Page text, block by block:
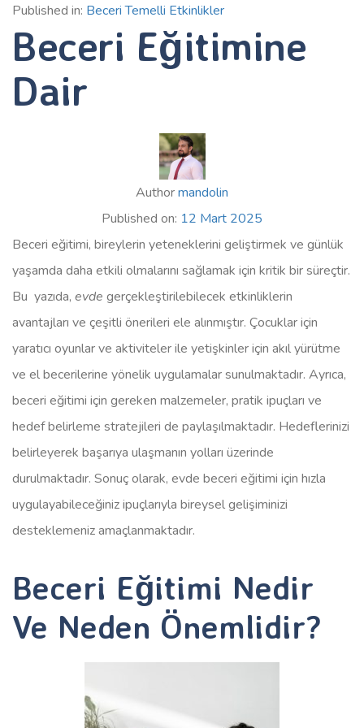
Published in: Beceri Temelli Etkinlikler
Beceri Eğitimine
Dair
Authormandolin
Published on: 12 Mart 2025
Beceri eğitimi, bireylerin yeteneklerini geliştirmek ve günlük
yaşamda daha etkili olmalarını sağlamak için kritik bir süreçtir.
Bu yazıda, evde gerçekleştirilebilecek etkinliklerin
avantajları ve çeşitli önerileri ele alınmıştır. Çocuklar için
yaratıcı oyunlar ve aktiviteler ile yetişkinler için akıl yürütme
ve el becerilerine yönelik uygulamalar sunulmaktadır. Ayrıca,
beceri eğitimi için gereken malzemeler, pratik ipuçları ve
hedef belirleme stratejileri de paylaşılmaktadır. Hedeflerinizi
belirleyerek başarıya ulaşmanın yolları üzerinde
durulmaktadır. Sonuç olarak, evde beceri eğitimi için hızla
uygulayabileceğiniz ipuçlarıyla bireysel gelişiminizi
desteklemeniz amaçlanmaktadır.
Beceri Eğitimi Nedir
Ve Neden Önemlidir?